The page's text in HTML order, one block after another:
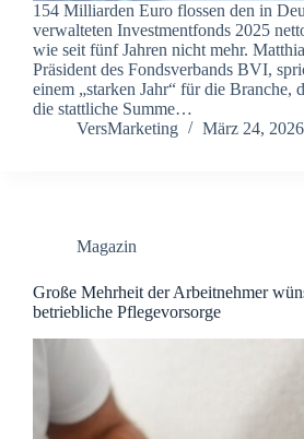
154 Milliarden Euro flossen den in
verwalteten Investmentfonds 2025
wie seit fünf Jahren nicht mehr.
Präsident des Fondsverbands BVI,
einem „starken Jahr“ für die Branche,
die stattliche Summe…
VersMarketing
März 24, 2026
Magazin
Große Mehrheit der Arbeitnehmer
betriebliche Pflegevorsorge